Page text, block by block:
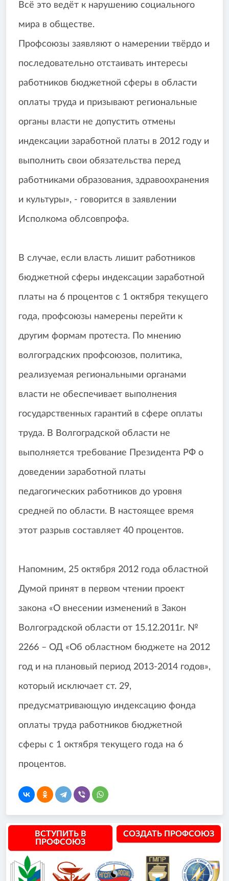
Всё это ведёт к нарушению социального
мира в обществе.
Профсоюзы заявляют о намерении твёрдо и
последовательно отстаивать интересы
работников бюджетной сферы в области
оплаты труда и призывают региональные
органы власти не допустить отмены
индексации заработной платы в 2012 году и
выполнить свои обязательства перед
работниками образования, здравоохранения
и культуры», - говорится в заявлении
Исполкома облсовпрофа.
В случае, если власть лишит работников
бюджетной сферы индексации заработной
платы на 6 процентов с 1 октября текущего
года, профсоюзы намерены перейти к
другим формам протеста. По мнению
волгоградских профсоюзов, политика,
реализуемая региональными органами
власти не обеспечивает выполнения
государственных гарантий в сфере оплаты
труда. В Волгоградской области не
выполняется требование Президента РФ о
доведении заработной платы
педагогических работников до уровня
средней по области. В настоящее время
этот разрыв составляет 40 процентов.
Напомним, 25 октября 2012 года областной
Думой принят в первом чтении проект
закона «О внесении изменений в Закон
Волгоградской области от 15.12.2011г. №
2266 – ОД «Об областном бюджете на 2012
год и на плановый период 2013-2014 годов»,
который исключает ст. 29,
предусматривающую индексацию фонда
оплаты труда работников бюджетной
сферы с 1 октября текущего года на 6
процентов.
ВСТУПИТЬ В
ПРОФСОЮЗ
СОЗДАТЬ ПРОФСОЮЗ